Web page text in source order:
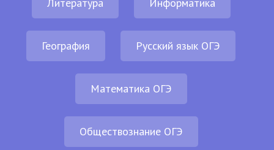
География Русский язык ОГЭ
Математика ОГЭ
Обществознание ОГЭ